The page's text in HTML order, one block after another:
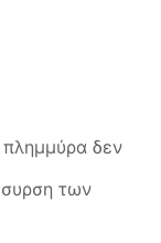
πλημμύρα δεν
των